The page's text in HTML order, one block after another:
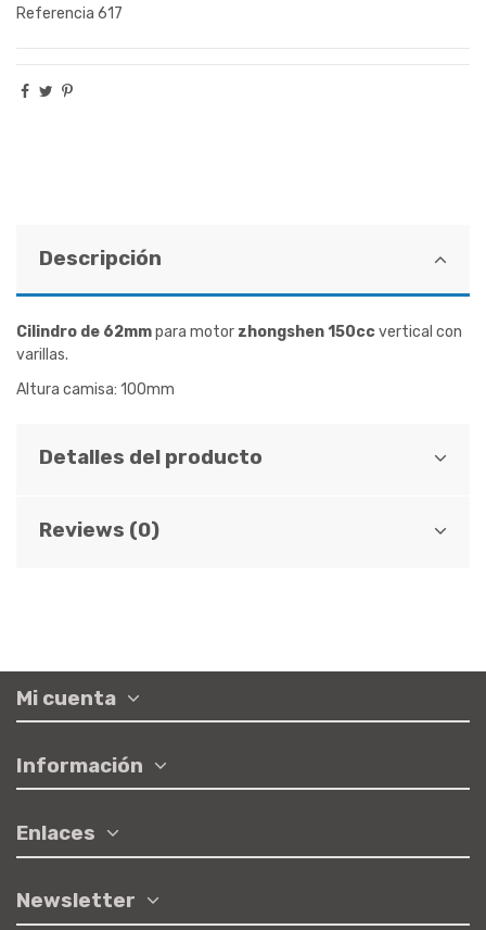
Referencia 617
Descripción
Cilindro de 62mmpara motor zhongshen 150ccvertical con
varillas.
Altura camisa: 100mm
Detalles del producto
Reviews (0)
Mi cuenta
Información
Enlaces
Newsletter